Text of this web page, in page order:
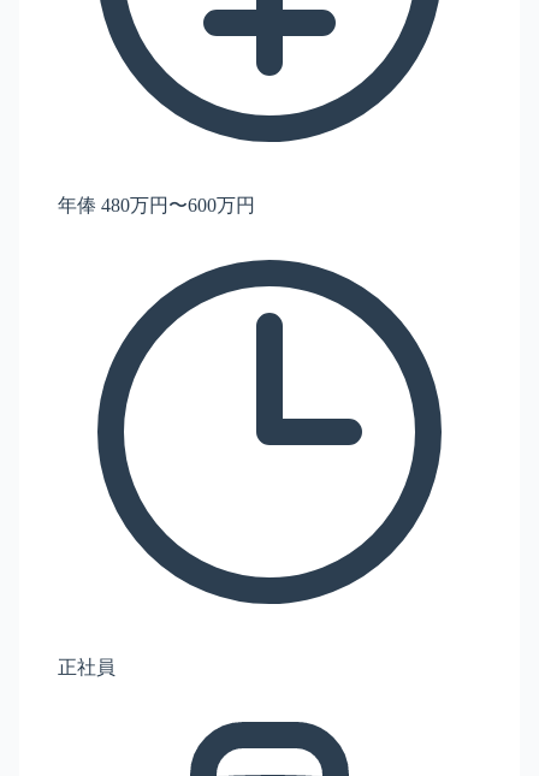
年俸 480万円〜600万円
正社員